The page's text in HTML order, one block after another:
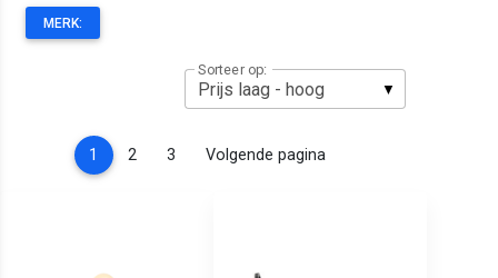
MERK:
Sorteer op:
1 (current)
2 3 Volgende pagina